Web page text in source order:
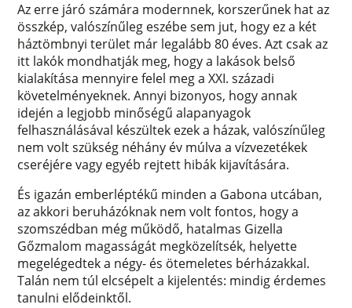
Az erre járó számára modernnek, korszerűnek hat az
összkép, valószínűleg eszébe sem jut, hogy ez a két
háztömbnyi terület már legalább 80 éves. Azt csak az
itt lakók mondhatják meg, hogy a lakások belső
kialakítása mennyire felel meg a XXI. századi
követelményeknek. Annyi bizonyos, hogy annak
idején a legjobb minőségű alapanyagok
felhasználásával készültek ezek a házak, valószínűleg
nem volt szükség néhány év múlva a vízvezetékek
cseréjére vagy egyéb rejtett hibák kijavítására.
És igazán emberléptékű minden a Gabona utcában,
az akkori beruházóknak nem volt fontos, hogy a
szomszédban még működő, hatalmas Gizella
Gőzmalom magasságát megközelítsék, helyette
megelégedtek a négy- és ötemeletes bérházakkal.
Talán nem túl elcsépelt a kijelentés: mindig érdemes
tanulni elődeinktől.